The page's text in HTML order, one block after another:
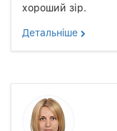
хороший зір.
Детальнiше